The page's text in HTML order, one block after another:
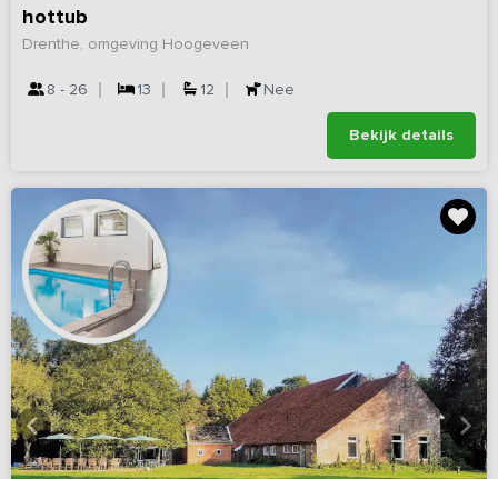
hottub
Drenthe, omgeving Hoogeveen
8 - 26 13 12 Nee
Bekijk details